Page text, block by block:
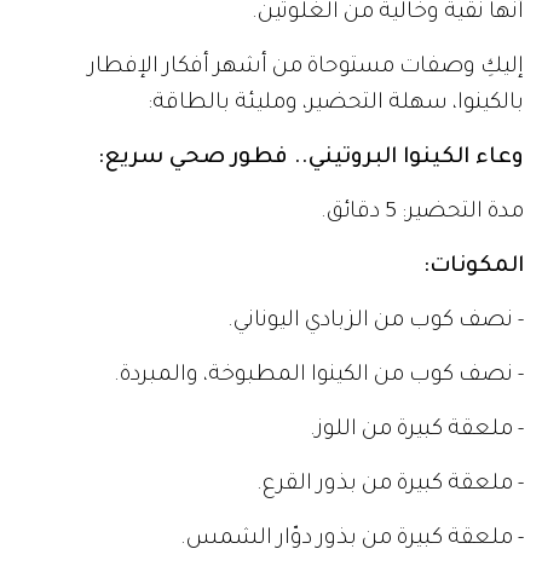
أنها نقية وخالية من الغلوتين.
إليكِ وصفات مستوحاة من أشهر أفكار الإفطار
بالكينوا، سهلة التحضير، ومليئة بالطاقة:
وعاء الكينوا البروتيني.. فطور صحي سريع:
مدة التحضير: 5 دقائق.
المكونات:
- نصف كوب من الزبادي اليوناني.
- نصف كوب من الكينوا المطبوخة، والمبردة.
- ملعقة كبيرة من اللوز.
- ملعقة كبيرة من بذور القرع.
- ملعقة كبيرة من بذور دوّار الشمس.